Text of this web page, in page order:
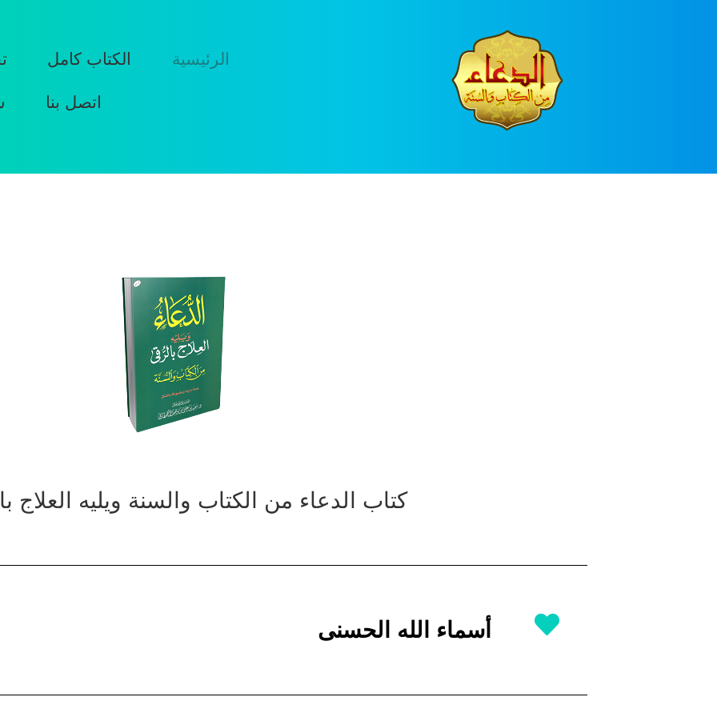
الرئيسية الكتاب كامل
اتصل بنا
كتاب الدعاء من الكتاب والسنة ويليه العلاج
أسماء الله الحسنى